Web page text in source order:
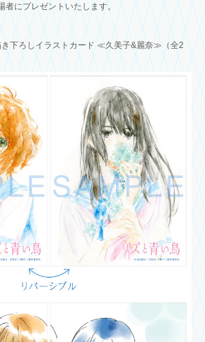
にプレゼントいたします。
下ろしイラストカード ≪久美子&麗奈≫（全2